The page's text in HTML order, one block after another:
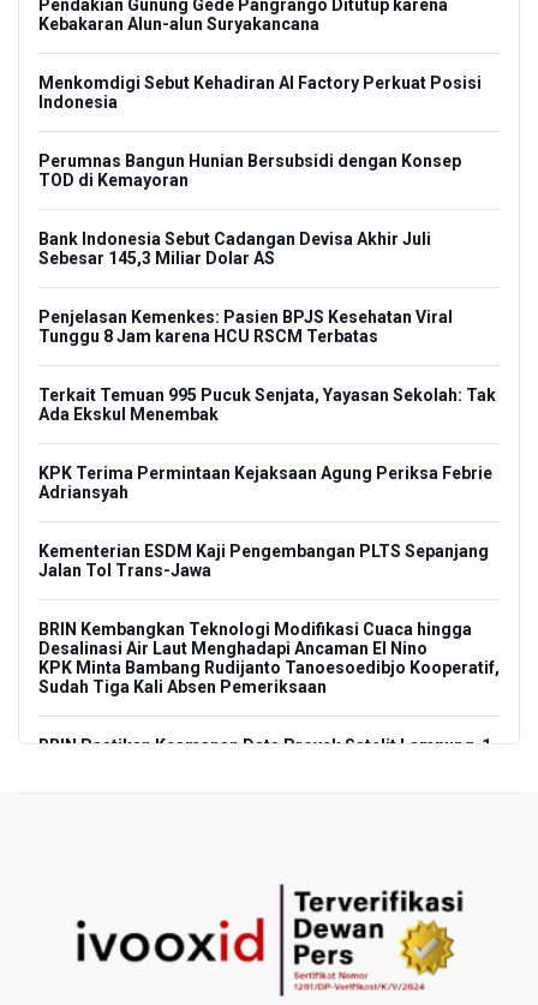
Pendakian Gunung Gede Pangrango Ditutup karena
Kebakaran Alun-alun Suryakancana
Menkomdigi Sebut Kehadiran AI Factory Perkuat Posisi
Indonesia
Perumnas Bangun Hunian Bersubsidi dengan Konsep
TOD di Kemayoran
Bank Indonesia Sebut Cadangan Devisa Akhir Juli
Sebesar 145,3 Miliar Dolar AS
Penjelasan Kemenkes: Pasien BPJS Kesehatan Viral
Tunggu 8 Jam karena HCU RSCM Terbatas
Terkait Temuan 995 Pucuk Senjata, Yayasan Sekolah: Tak
Ada Ekskul Menembak
KPK Terima Permintaan Kejaksaan Agung Periksa Febrie
Adriansyah
Kementerian ESDM Kaji Pengembangan PLTS Sepanjang
Jalan Tol Trans-Jawa
BRIN Kembangkan Teknologi Modifikasi Cuaca hingga
Desalinasi Air Laut Menghadapi Ancaman El Nino
KPK Minta Bambang Rudijanto Tanoesoedibjo Kooperatif,
Sudah Tiga Kali Absen Pemeriksaan
BRIN Pastikan Keamanan Data Proyek Satelit Lampung-1
Kuasa Hukum Klaim 995 Airsoft Gun di Sekolah Swasta
Jaksel Berizin, Bantah Kepemilikan Senjata Api dan
Narkoba
Menperin Sebut Insentif Kendaraan Listrik untuk Produk